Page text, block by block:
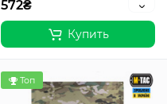
572₴
Купить
Топ